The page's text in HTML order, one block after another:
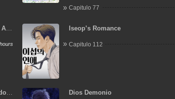
Capitulo 77
Iseop’s Romance
Capitulo 112
Dios Demonio